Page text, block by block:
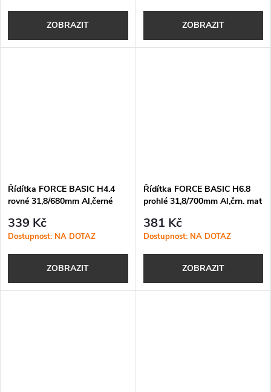
ZOBRAZIT ZOBRAZIT
Řídítka FORCE BASIC H4.4
rovné 31,8/680mm Al,černé
339 Kč
Dostupnost: NA DOTAZ
ZOBRAZIT
Řídítka FORCE BASIC H6.8
prohlé 31,8/700mm Al,črn. mat
381 Kč
Dostupnost: NA DOTAZ
ZOBRAZIT